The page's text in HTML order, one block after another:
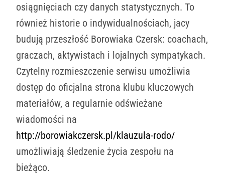
osiągnięciach czy danych statystycznych. To
również historie o indywidualnościach, jacy
budują przeszłość Borowiaka Czersk: coachach,
graczach, aktywistach i lojalnych sympatykach.
Czytelny rozmieszczenie serwisu umożliwia
dostęp do oficjalna strona klubu kluczowych
materiałów, a regularnie odświeżane
wiadomości na
http://borowiakczersk.pl/klauzula-rodo/
umożliwiają śledzenie życia zespołu na
bieżąco.